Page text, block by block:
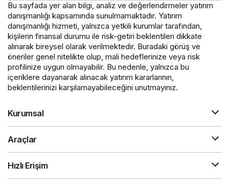
Bu sayfada yer alan bilgi, analiz ve değerlendirmeler yatırım
danışmanlığı kapsamında sunulmamaktadır. Yatırım
danışmanlığı hizmeti, yalnızca yetkili kurumlar tarafından,
kişilerin finansal durumu ile risk-getiri beklentileri dikkate
alınarak bireysel olarak verilmektedir. Buradaki görüş ve
öneriler genel nitelikte olup, mali hedeflerinize veya risk
profilinize uygun olmayabilir. Bu nedenle, yalnızca bu
içeriklere dayanarak alınacak yatırım kararlarının,
beklentilerinizi karşılamayabileceğini unutmayınız.
Kurumsal
Araçlar
Hızlı Erişim